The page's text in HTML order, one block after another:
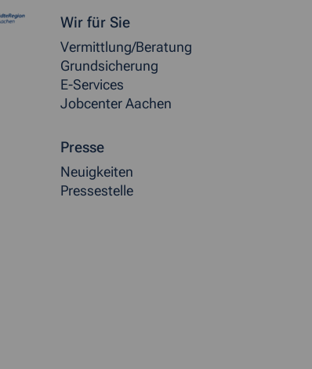
Informationen
Wir für Sie
Vermittlung/Beratung
Grundsicherung
E-Services
Jobcenter Aachen
Presse
Neuigkeiten
Pressestelle